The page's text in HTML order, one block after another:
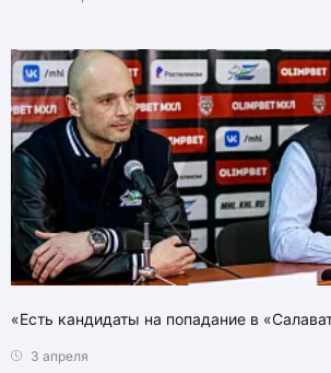
«Есть кандидаты на попадание в
3 апреля